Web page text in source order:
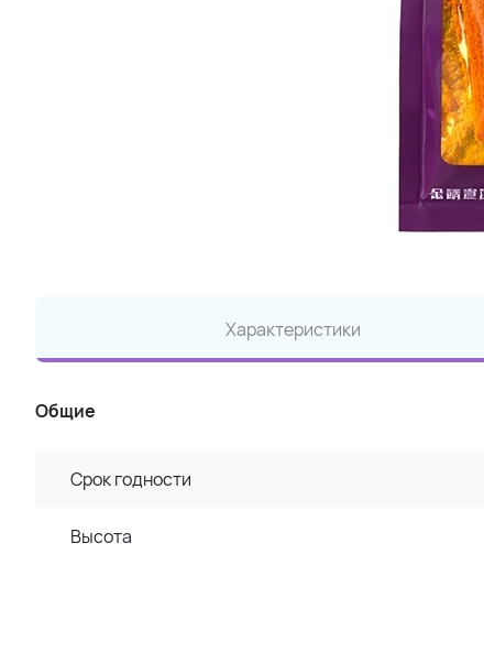
Характеристики
Общие
Срок годности
Высота